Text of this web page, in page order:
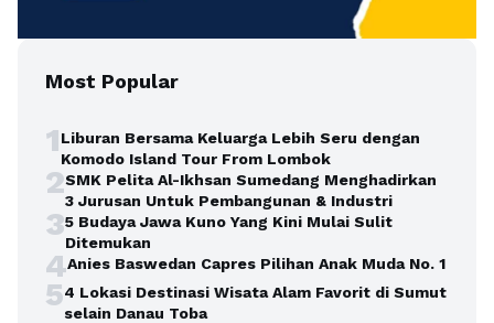
Most Popular
1Liburan Bersama Keluarga Lebih Seru dengan
Komodo Island Tour From Lombok
2SMK Pelita Al-Ikhsan Sumedang Menghadirkan
3 Jurusan Untuk Pembangunan & Industri
35 Budaya Jawa Kuno Yang Kini Mulai Sulit
Ditemukan
4Anies Baswedan Capres Pilihan Anak Muda No. 1
54 Lokasi Destinasi Wisata Alam Favorit di Sumut
selain Danau Toba